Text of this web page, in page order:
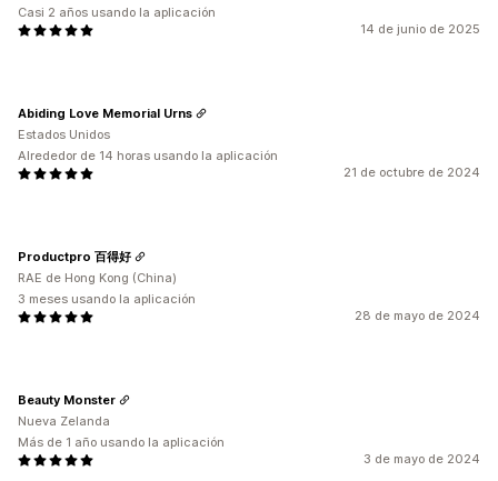
14 de junio de 2025
Casi 2 años usando la aplicación
21 de octubre de 2024
Abiding Love Memorial Urns
Estados Unidos
Alrededor de 14 horas usando la aplicación
28 de mayo de 2024
Productpro 百得好
RAE de Hong Kong (China)
3 meses usando la aplicación
3 de mayo de 2024
Beauty Monster
Nueva Zelanda
Más de 1 año usando la aplicación